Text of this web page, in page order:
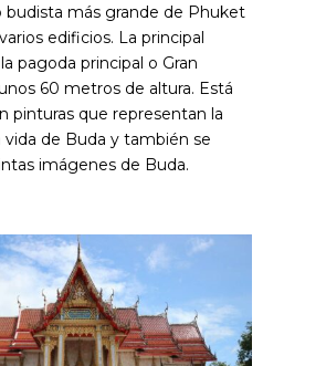
budista más grande de Phuket
edificios. La principal
pagoda principal o Gran
60 metros de altura. Está
pinturas que representan la
vida de Buda y también se
imágenes de Buda.